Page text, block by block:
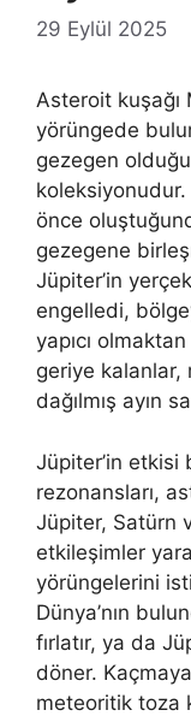
29 Eylül 2025
Asteroit kuşağı
yörüngede
gezegen
önce
gezegene
Jüpiter’in
engelledi,
yapıcı
geriye kalanlar,
dağılmış ayın
Jüpiter’in etkisi
rezonansları,
Jüpiter, Satürn
etkileşimler
yörüngelerini
Dünya’nın
fırlatır, ya da
döner.
meteoritik toza